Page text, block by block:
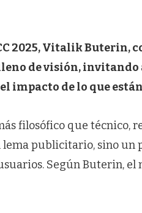
2025, Vitalik Buterin,
de visión, invitando
impacto de lo que
filosófico que técnico,
lema publicitario, sino
Según Buterin,